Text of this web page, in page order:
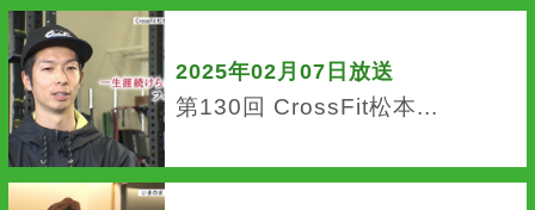
2025年02月07日放送
第130回 CrossFit松本...